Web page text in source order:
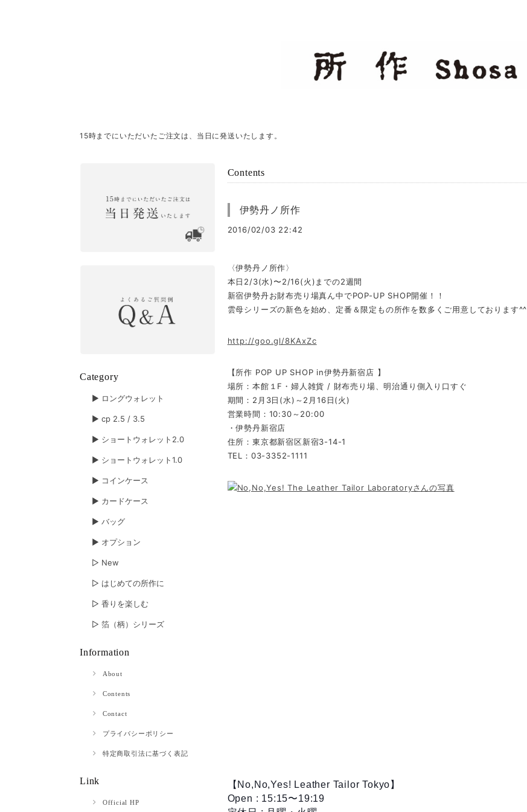
15時までにいただいたご注文は、当日に発送いたします。
Category
▶︎ ロングウォレット
▶︎ cp 2.5 / 3.5
▶︎ ショートウォレット2.0
▶︎ ショートウォレット1.0
▶︎ コインケース
▶︎ カードケース
▶︎ バッグ
▶︎ オプション
▷ New
▷ はじめての所作に
▷ 香りを楽しむ
▷ 箔（柄）シリーズ
Information
About
Contents
Contact
プライバシーポリシー
特定商取引法に基づく表記
Link
Official HP
Contents
伊勢丹ノ所作
2016/02/03 22:42
〈伊勢丹ノ所作〉
本日2/3(水)〜2/16(火)までの2週間
新宿伊勢丹お財布売り場真ん中でPOP-UP SHOP開催！！
雲母シリーズの新色を始め、定番＆限定もの所作を数多くご用意しております^^
http://goo.gl/8KAxZc
【所作 POP UP SHOP in伊勢丹新宿店 】
場所：本館１F・婦人雑貨 / 財布売り場、明治通り側入り口すぐ
期間：2月3日(水)～2月16日(火)
営業時間：10:30～20:00
・伊勢丹新宿店
住所：東京都新宿区新宿3-14-1
TEL：03-3352-1111
【No,No,Yes! Leather Tailor Tokyo】
Open : 15:15〜19:19